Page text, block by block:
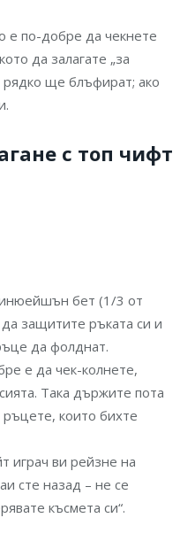
е по-добре да чекнете
да залагате „за
рядко ще блъфират; ако
с топ чифт
бет (1/3 от
защитите ръката си и
да фолднат.
е да чек-колнете,
Така държите пота
които бихте
играч ви рейзне на
сте назад – не се
късмета си“.